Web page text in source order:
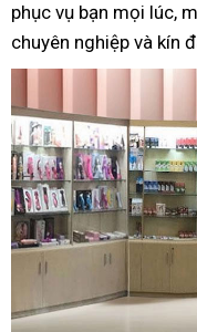
phục vụ bạn mọi lúc,
chuyên nghiệp và kín